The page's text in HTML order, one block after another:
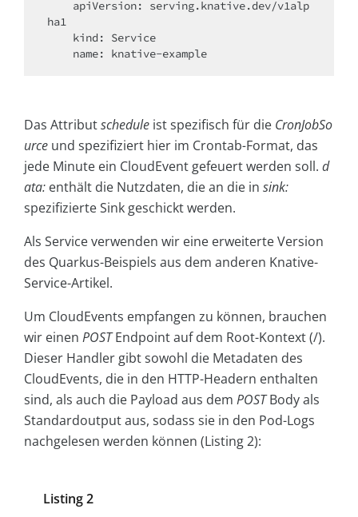
ha1
    name: knative-example
Das Attributschedule ist spezifisch für die CronJobSo
urce und spezifiziert hier im Crontab-Format, das
jede Minute ein CloudEvent gefeuert werden soll. d
ata: enthält die Nutzdaten, die an die in sink:
spezifizierte Sink geschickt werden.
Als Service verwenden wir eine erweiterte Version
des Quarkus-Beispiels aus dem anderen Knative-
Service-Artikel.
Um CloudEvents empfangen zu können, brauchen
wir einen POSTEndpoint auf dem Root-Kontext (/).
Dieser Handler gibt sowohl die Metadaten des
Cloud­Events, die in den HTTP-Headern enthalten
sind, als auch die Payload aus dem POSTBody als
Standardoutput aus, sodass sie in den Pod-Logs
nachgelesen werden können (Listing 2):
Listing 2